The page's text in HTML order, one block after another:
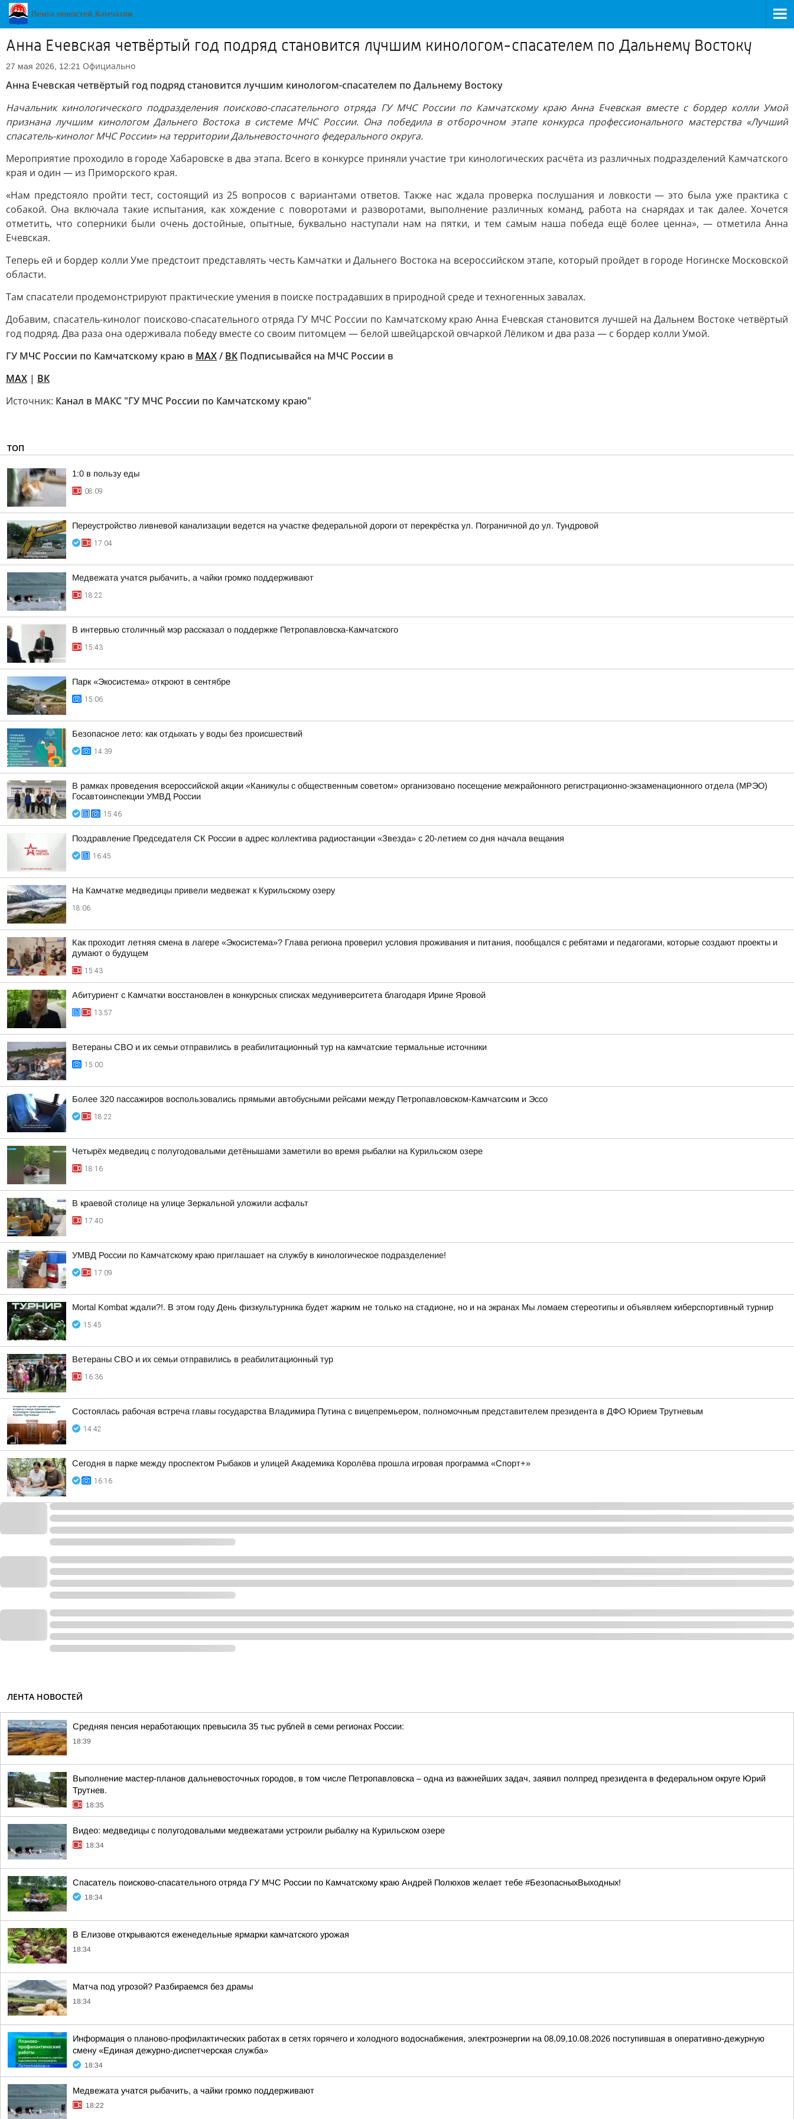
Анна Ечевская четвёртый год подряд становится лучшим кинологом-спасателем по Дальнему Востоку
27 мая 2026, 12:21 Официально
Анна Ечевская четвёртый год подряд становится лучшим кинологом-спасателем по Дальнему Востоку
Начальник кинологического подразделения поисково-спасательного отряда ГУ МЧС России по Камчатскому краю Анна Ечевская вместе с бордер колли Умой
признана лучшим кинологом Дальнего Востока в системе МЧС России. Она победила в отборочном этапе конкурса профессионального мастерства «Лучший
спасатель-кинолог МЧС России» на территории Дальневосточного федерального округа.
Мероприятие проходило в городе Хабаровске в два этапа. Всего в конкурсе приняли участие три кинологических расчёта из различных подразделений Камчатского
края и один — из Приморского края.
«Нам предстояло пройти тест, состоящий из 25 вопросов с вариантами ответов. Также нас ждала проверка послушания и ловкости — это была уже практика с
собакой. Она включала такие испытания, как хождение с поворотами и разворотами, выполнение различных команд, работа на снарядах и так далее. Хочется
отметить, что соперники были очень достойные, опытные, буквально наступали нам на пятки, и тем самым наша победа ещё более ценна», — отметила Анна
Ечевская.
Теперь ей и бордер колли Уме предстоит представлять честь Камчатки и Дальнего Востока на всероссийском этапе, который пройдет в городе Ногинске Московской
области.
Там спасатели продемонстрируют практические умения в поиске пострадавших в природной среде и техногенных завалах.
Добавим, спасатель-кинолог поисково-спасательного отряда ГУ МЧС России по Камчатскому краю Анна Ечевская становится лучшей на Дальнем Востоке четвёртый
год подряд. Два раза она одерживала победу вместе со своим питомцем — белой швейцарской овчаркой Лёликом и два раза — с бордер колли Умой.
ГУ МЧС России по Камчатскому краю в МАХ/ ВК Подписывайся на МЧС России в
MAX | ВК
Источник: Канал в МАКС "ГУ МЧС России по Камчатскому краю"
ТОП
1:0 в пользу еды
08:09
Переустройство ливневой канализации ведется на участке федеральной дороги от перекрёстка ул. Пограничной до ул. Тундровой
17:04
Медвежата учатся рыбачить, а чайки громко поддерживают
18:22
В интервью столичный мэр рассказал о поддержке Петропавловска-Камчатского
15:43
Парк «Экосистема» откроют в сентябре
15:06
Безопасное лето: как отдыхать у воды без происшествий
14:39
В рамках проведения всероссийской акции «Каникулы с общественным советом» организовано посещение межрайонного регистрационно-экзаменационного отдела (МРЭО)
Госавтоинспекции УМВД России
15:46
Поздравление Председателя СК России в адрес коллектива радиостанции «Звезда» с 20-летием со дня начала вещания
16:45
На Камчатке медведицы привели медвежат к Курильскому озеру
18:06
Как проходит летняя смена в лагере «Экосистема»? Глава региона проверил условия проживания и питания, пообщался с ребятами и педагогами, которые создают проекты и
думают о будущем
15:43
Абитуриент с Камчатки восстановлен в конкурсных списках медуниверситета благодаря Ирине Яровой
13:57
Ветераны СВО и их семьи отправились в реабилитационный тур на камчатские термальные источники
15:00
Более 320 пассажиров воспользовались прямыми автобусными рейсами между Петропавловском-Камчатским и Эссо
18:22
Четырёх медведиц с полугодовалыми детёнышами заметили во время рыбалки на Курильском озере
18:16
В краевой столице на улице Зеркальной уложили асфальт
17:40
УМВД России по Камчатскому краю приглашает на службу в кинологическое подразделение!
17:09
Mortal Kombat ждали?!. В этом году День физкультурника будет жарким не только на стадионе, но и на экранах Мы ломаем стереотипы и объявляем киберспортивный турнир
15:45
Ветераны СВО и их семьи отправились в реабилитационный тур
16:36
Состоялась рабочая встреча главы государства Владимира Путина с вицепремьером, полномочным представителем президента в ДФО Юрием Трутневым
14:42
Сегодня в парке между проспектом Рыбаков и улицей Академика Королёва прошла игровая программа «Спорт+»
16:16
ЛЕНТА НОВОСТЕЙ
Средняя пенсия неработающих превысила 35 тыс рублей в семи регионах России:
18:39
Выполнение мастер-планов дальневосточных городов, в том числе Петропавловска – одна из важнейших задач, заявил полпред президента в федеральном округе Юрий
Трутнев.
18:35
Видео: медведицы с полугодовалыми медвежатами устроили рыбалку на Курильском озере
18:34
Спасатель поисково-спасательного отряда ГУ МЧС России по Камчатскому краю Андрей Полюхов желает тебе #БезопасныхВыходных!
18:34
В Елизове открываются еженедельные ярмарки камчатского урожая
18:34
Матча под угрозой? Разбираемся без драмы
18:34
Информация о планово-профилактических работах в сетях горячего и холодного водоснабжения, электроэнергии на 08,09,10.08.2026 поступившая в оперативно-дежурную
смену «Единая дежурно-диспетчерская служба»
18:34
Медвежата учатся рыбачить, а чайки громко поддерживают
18:22